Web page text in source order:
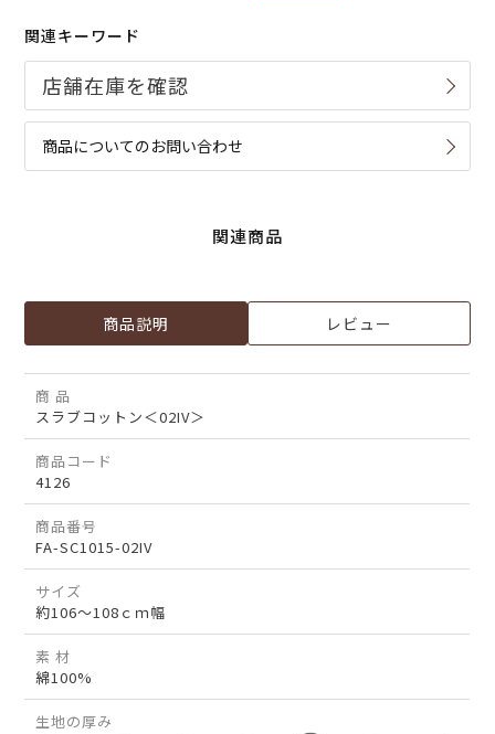
関連キーワード
商品についてのお問い合わせ
関連商品
商品説明 レビュー
商 品
スラブコットン＜02IV＞
商品コード
4126
商品番号
FA-SC1015-02IV
サイズ
約106～108ｃｍ幅
素 材
綿100%
生地の厚み